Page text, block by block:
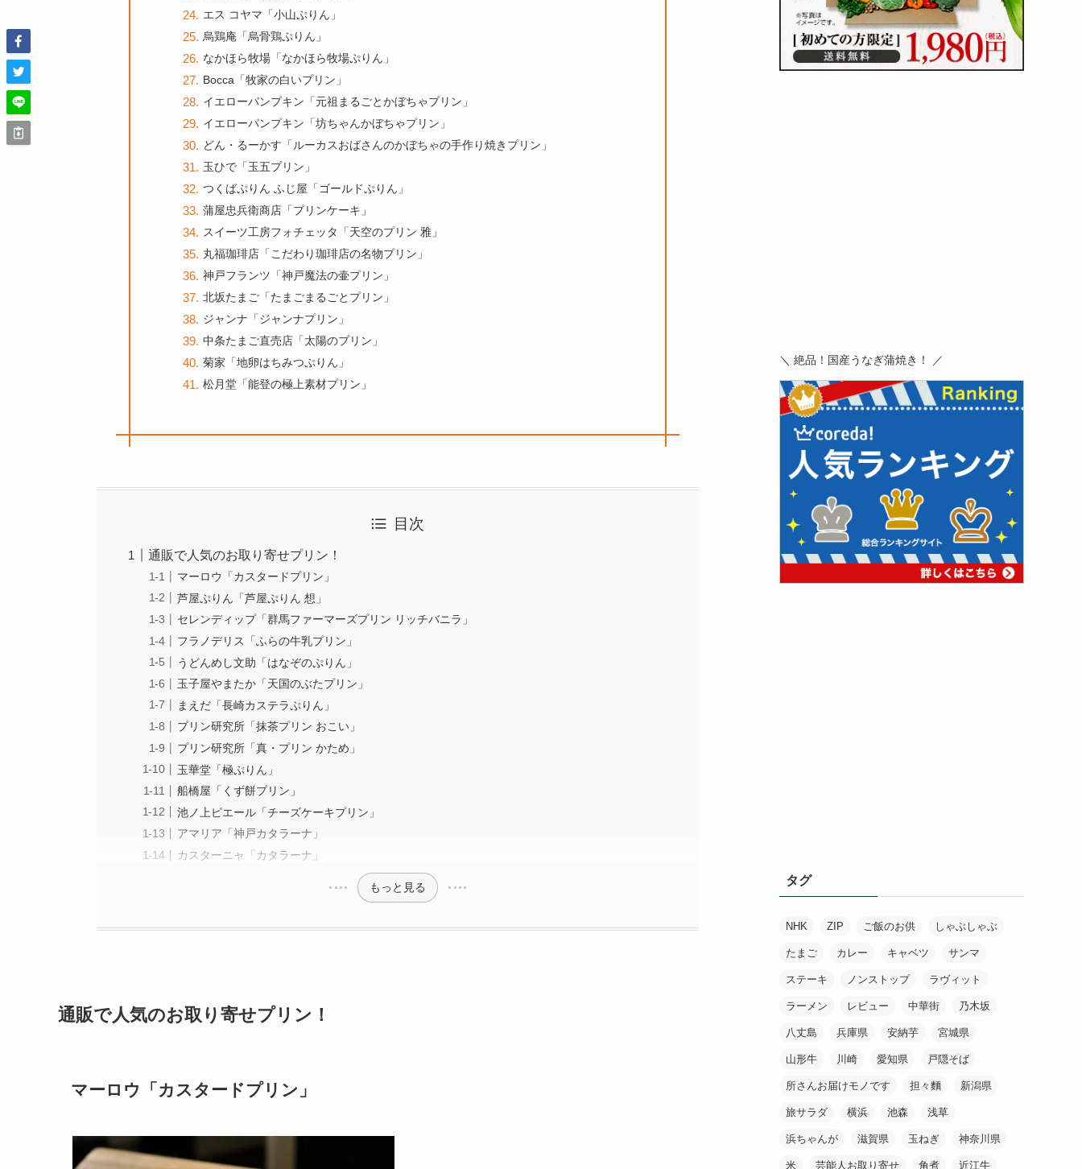
エス コヤマ「小山ぷりん」
烏鶏庵「烏骨鶏ぷりん」
なかほら牧場「なかほら牧場ぷりん」
Bocca「牧家の白いプリン」
イエローパンプキン「元祖まるごとかぼちゃプリン」
イエローパンプキン「坊ちゃんかぼちゃプリン」
どん・るーかす「ルーカスおばさんのかぼちゃの手作り焼きプリン」
玉ひで「玉五プリン」
つくばぷりん ふじ屋「ゴールドぷりん」
蒲屋忠兵衛商店「プリンケーキ」
スイーツ工房フォチェッタ「天空のプリン 雅」
丸福珈琲店「こだわり珈琲店の名物プリン」
神戸フランツ「神戸魔法の壷プリン」
北坂たまご「たまごまるごとプリン」
ジャンナ「ジャンナプリン」
中条たまご直売店「太陽のプリン」
菊家「地卵はちみつぷりん」
松月堂「能登の極上素材プリン」
目次
通販で人気のお取り寄せプリン！
マーロウ「カスタードプリン」
芦屋ぷりん「芦屋ぷりん 想」
セレンディップ「群馬ファーマーズプリン リッチバニラ」
フラノデリス「ふらの牛乳プリン」
うどんめし文助「はなぞのぷりん」
玉子屋やまたか「天国のぶたプリン」
まえだ「長崎カステラぷりん」
プリン研究所「抹茶プリン おこい」
プリン研究所「真・プリン かため」
玉華堂「極ぷりん」
船橋屋「くず餅プリン」
池ノ上ピエール「チーズケーキプリン」
アマリア「神戸カタラーナ」
カスターニャ「カタラーナ」
もっと見る
通販で人気のお取り寄せプリン！
マーロウ「カスタードプリン」
＼ 絶品！国産うなぎ蒲焼き！ ／
タグ
NHK ZIP ご飯のお供 しゃぶしゃぶ
たまご カレー キャベツ サンマ
ステーキ ノンストップ ラヴィット
ラーメン レビュー 中華街 乃木坂
八丈島 兵庫県 安納芋 宮城県
山形牛 川崎 愛知県 戸隠そば
所さんお届けモノです 担々麵 新潟県
旅サラダ 横浜 池森 浅草
浜ちゃんが 滋賀県 玉ねぎ 神奈川県
米 芸能人お取り寄せ 角煮 近江牛